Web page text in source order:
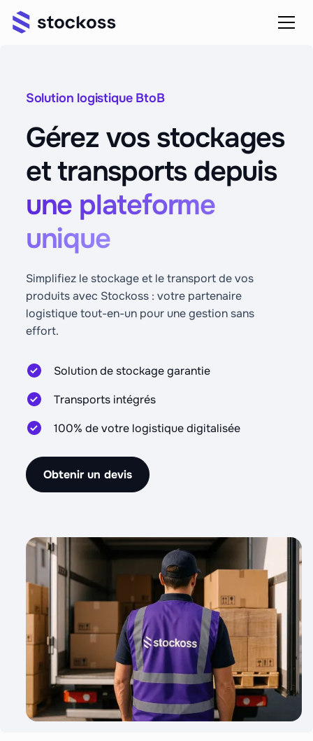
Solution logistique BtoB
Gérez vos stockages
et transports depuis
une plateforme
unique
Simplifiez le stockage et le transport de vos
produits avec Stockoss : votre partenaire
logistique tout-en-un pour une gestion sans
effort.
Solution de stockage garantie
Transports intégrés
100% de votre logistique digitalisée
Obtenir un devis